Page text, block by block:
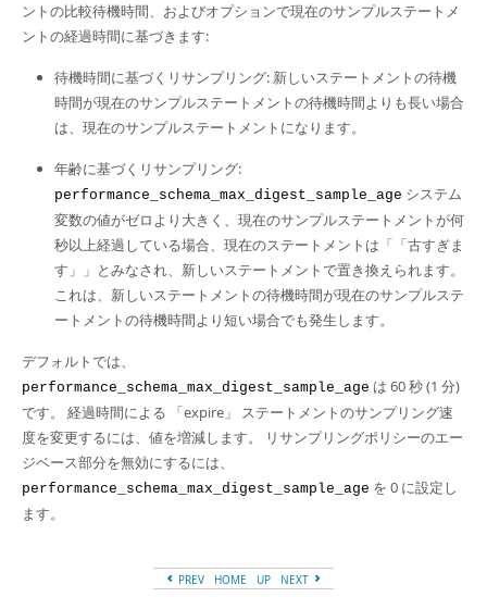
ントの比較待機時間、およびオプションで現在のサンプルステートメ
ントの経過時間に基づきます:
待機時間に基づくリサンプリング: 新しいステートメントの待機
時間が現在のサンプルステートメントの待機時間よりも長い場合
は、現在のサンプルステートメントになります。
年齢に基づくリサンプリング:
performance_schema_max_digest_sample_age システム
変数の値がゼロより大きく、現在のサンプルステートメントが何
秒以上経過している場合、現在のステートメントは 「 「古すぎま
す」
」 とみなされ、新しいステートメントで置き換えられます。
これは、新しいステートメントの待機時間が現在のサンプルステ
ートメントの待機時間より短い場合でも発生します。
デフォルトでは、
performance_schema_max_digest_sample_age は 60 秒 (1 分)
です。 経過時間による
「expire 」
ステートメントのサンプリング速
度を変更するには、値を増減します。 リサンプリングポリシーのエー
ジベース部分を無効にするには、
performance_schema_max_digest_sample_age を 0 に設定し
ます。
PREV HOME UP NEXT